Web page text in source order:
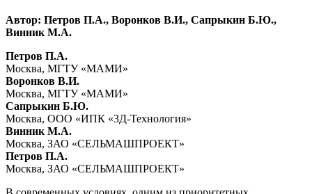
Автор: Петров П.А., Воронков В.И., Сапрыкин Б.Ю.,
Винник М.А.
Петров П.А.
Москва, МГТУ «МАМИ»
Воронков В.И.
Москва, МГТУ «МАМИ»
Сапрыкин Б.Ю.
Москва, ООО «ИПК «3Д-Технология»
Винник М.А.
Москва, ЗАО «СЕЛЬМАШПРОЕКТ»
Петров П.А.
Москва, ЗАО «СЕЛЬМАШПРОЕКТ»